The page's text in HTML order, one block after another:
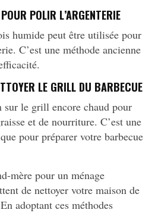
POLIR L’ARGENTERIE
humide peut être utilisée pour
C’est une méthode ancienne
LE GRILL DU BARBECUE
le grill encore chaud pour
et de nourriture. C’est une
pour préparer votre barbecue
mère pour un ménage
de nettoyer votre maison de
adoptant ces méthodes